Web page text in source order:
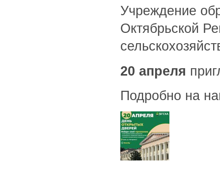
Учреждение
Октябрьской
20 апреля
Подробно на